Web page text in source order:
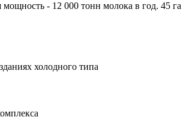
- 12 000 тонн молока в год. 45
холодного типа